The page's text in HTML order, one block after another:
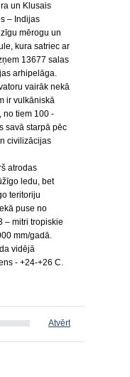
un Klusais
– Indijas
mērogu un
kura satriec ar
13677 salas
arhipelāga.
vairāk nekā
ir vulkāniskā
no tiem 100 -
savā starpā pēc
civilizācijas
atrodas
ledu, bet
teritoriju
puse no
– mitri tropiskie
mm/gadā.
vidējā
- +24-+26 C.
Atvērt